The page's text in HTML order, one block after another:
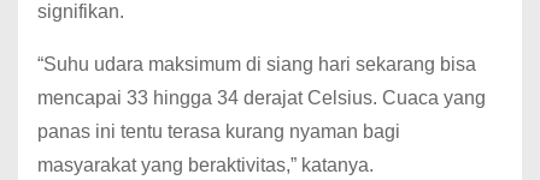
signifikan.
“Suhu udara maksimum di siang hari sekarang bisa
mencapai 33 hingga 34 derajat Celsius. Cuaca yang
panas ini tentu terasa kurang nyaman bagi
masyarakat yang beraktivitas,” katanya.